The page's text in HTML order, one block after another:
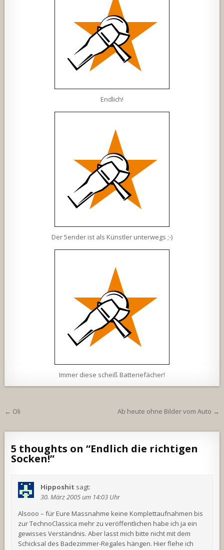
Endlich!
Der 5ender ist als Künstler unterwegs ;-)
Immer diese scheiß Batteriefächer!
Beitragsnavigation
← Oli Ab heute ohne Bilder vom Auto →
5 thoughts on “Endlich die richtigen
Socken!”
Hipposhit sagt:
30. März 2005 um 14:03 Uhr
Alsooo – für Eure Massnahme keine Komplettaufnahmen bis
zur TechnoClassica mehr zu veröffentlichen habe ich ja ein
gewisses Verständnis. Aber lasst mich bitte nicht mit dem
Schicksal des Badezimmer-Regales hängen. Hier flehe ich